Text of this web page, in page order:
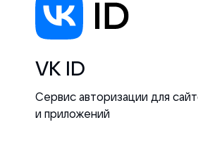
VK ID
Сервис авторизации для
и приложений